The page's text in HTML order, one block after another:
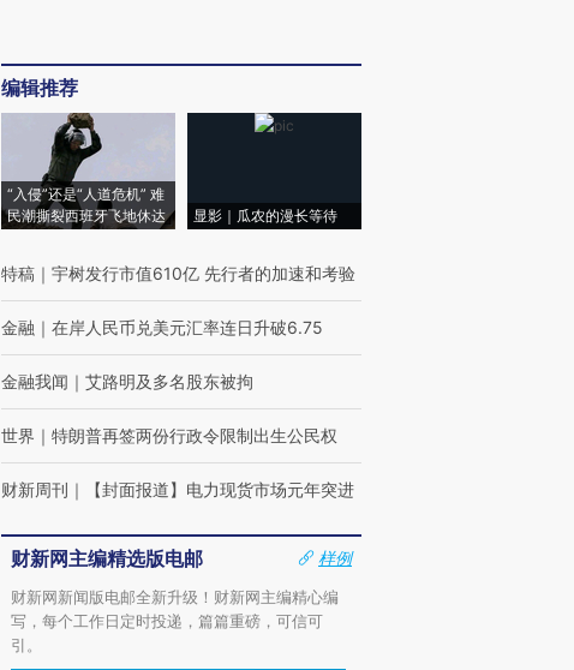
编辑推荐
“入侵”还是“人道危机” 难
民潮撕裂西班牙飞地休达
显影｜瓜农的漫长等待
特稿 ｜ 宇树发行市值610亿 先行者的加速和考验
金融 ｜ 在岸人民币兑美元汇率连日升破6.75
金融我闻 ｜ 艾路明及多名股东被拘
世界 ｜ 特朗普再签两份行政令限制出生公民权
财新周刊 ｜ 【封面报道】电力现货市场元年突进
财新网主编精选版电邮
样例
财新网新闻版电邮全新升级！财新网主编精心编
写，每个工作日定时投递，篇篇重磅，可信可
引。